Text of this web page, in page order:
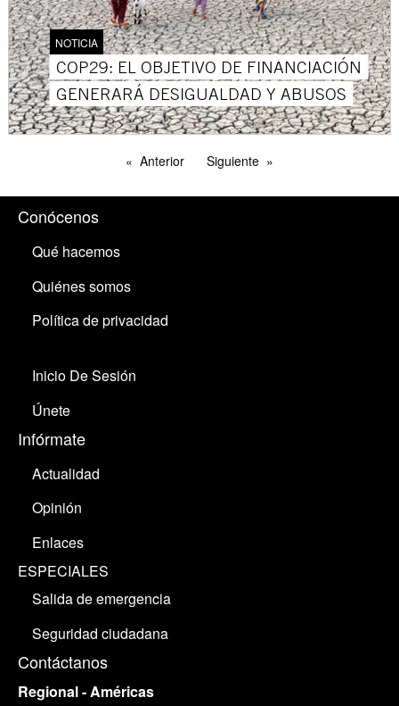
NOTICIA
COP29: EL OBJETIVO DE FINANCIACIÓN
GENERARÁ DESIGUALDAD Y ABUSOS
Anterior Siguiente
Conócenos
Qué hacemos
Quiénes somos
Política de privacidad
Inicio De Sesión
Únete
Infórmate
Actualidad
Opinión
Enlaces
ESPECIALES
Salida de emergencia
Seguridad ciudadana
Contáctanos
Regional - Américas